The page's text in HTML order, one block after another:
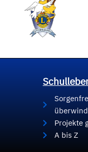
Projekte
A bis Z